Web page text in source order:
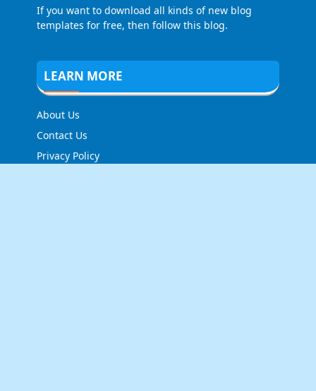
If you want to download all kinds of new blog
templates for free, then follow this blog.
LEARN MORE
About Us
Contact Us
Privacy Policy